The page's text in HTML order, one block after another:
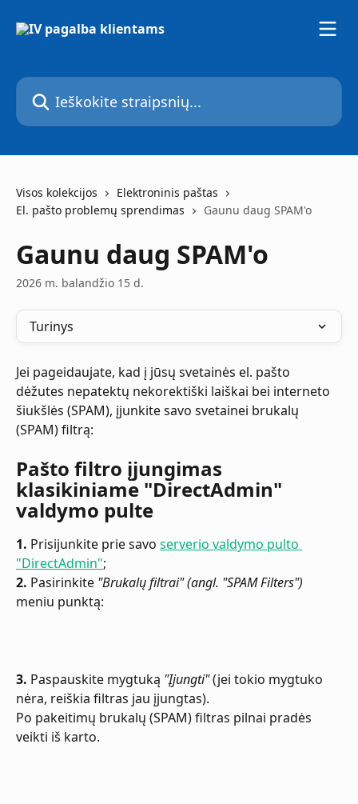
Ieškokite straipsnių...
Visos kolekcijos
Elektroninis paštas
El. pašto problemų sprendimas
Gaunu daug SPAM'o
Gaunu daug SPAM'o
2026 m. balandžio 15 d.
Turinys
Jei pageidaujate, kad į jūsų svetainės el. pašto
dėžutes nepatektų nekorektiški laiškai bei interneto
šiukšlės (SPAM), įjunkite savo svetainei brukalų
(SPAM) filtrą:
Pašto filtro įjungimas
klasikiniame "DirectAdmin"
valdymo pulte
1. Prisijunkite prie savo serverio valdymo pulto
"DirectAdmin";
2. Pasirinkite "Brukalų filtrai" (angl. "SPAM Filters")
meniu punktą:
3. Paspauskite mygtuką "Įjungti" (jei tokio mygtuko
nėra, reiškia filtras jau įjungtas).
Po pakeitimų brukalų (SPAM) filtras pilnai pradės
veikti iš karto.